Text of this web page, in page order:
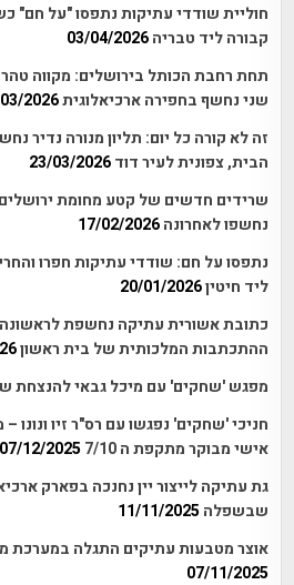
חוליית שודדי עתיקות נתפסו "על
קבורה ליד טבריה 03/04/2026
תחת רחבת הכותל בירושלים: מקווה
שני נחשף בחפירה ארכיאלוגית2026
זה לא קורה כל יום: תליון מנורה נדיר
הבית, צפונית לעיר דוד 23/03/2026
שרידים חדשים של קטע מחומת
נחשפו לאחרונה 17/02/2026
נתפסו על חם: שודדי עתיקות חפרו
ליד חיטין20/01/2026
כתובת אשורית עתיקה נחשפת
ההתכתבות המלכותית של בית ראשון
מפגש 'שחקים' עם מיכל גבאי להנצחת
חניכי 'שחקים' נפגשו עם רס"ר זיו ונונו
אישי מבוקר מתקפת ה 7/10
07/12/2025
גת עתיקה לייצור יין נחנכה בפארק
שבשפלה 11/11/2025
אוצר מטבעות עתיקים התגלה במערכת
07/11/2025